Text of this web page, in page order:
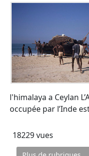
l'himalaya a Ceylan
occupée par l’Inde
18229 vues